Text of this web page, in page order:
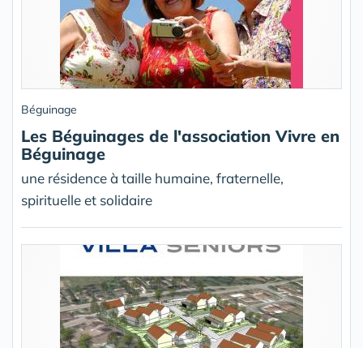
Béguinage
Les Béguinages de l'association Vivre en
Béguinage
une résidence à taille humaine, fraternelle,
spirituelle et solidaire